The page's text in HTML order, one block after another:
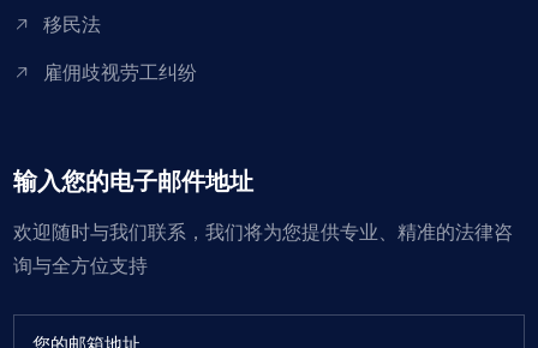
移民法
雇佣歧视劳工纠纷
输入您的电子邮件地址
欢迎随时与我们联系，我们将为您提供专业、精准的法律咨
询与全方位支持